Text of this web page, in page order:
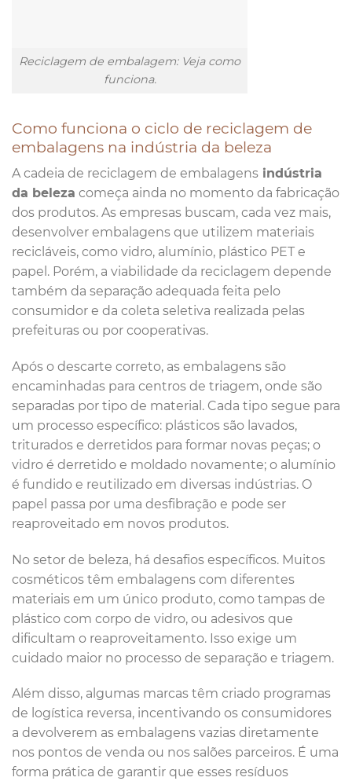
Reciclagem de embalagem: Veja como
funciona.
Como funciona o ciclo de reciclagem de
embalagens na indústria da beleza
A cadeia de reciclagem de embalagens indústria
da beleza começa ainda no momento da fabricação
dos produtos. As empresas buscam, cada vez mais,
desenvolver embalagens que utilizem materiais
recicláveis, como vidro, alumínio, plástico PET e
papel. Porém, a viabilidade da reciclagem depende
também da separação adequada feita pelo
consumidor e da coleta seletiva realizada pelas
prefeituras ou por cooperativas.
Após o descarte correto, as embalagens são
encaminhadas para centros de triagem, onde são
separadas por tipo de material. Cada tipo segue para
um processo específico: plásticos são lavados,
triturados e derretidos para formar novas peças; o
vidro é derretido e moldado novamente; o alumínio
é fundido e reutilizado em diversas indústrias. O
papel passa por uma desfibração e pode ser
reaproveitado em novos produtos.
No setor de beleza, há desafios específicos. Muitos
cosméticos têm embalagens com diferentes
materiais em um único produto, como tampas de
plástico com corpo de vidro, ou adesivos que
dificultam o reaproveitamento. Isso exige um
cuidado maior no processo de separação e triagem.
Além disso, algumas marcas têm criado programas
de logística reversa, incentivando os consumidores
a devolverem as embalagens vazias diretamente
nos pontos de venda ou nos salões parceiros. É uma
forma prática de garantir que esses resíduos